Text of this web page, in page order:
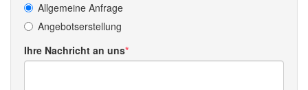
Allgemeine Anfrage
Angebotserstellung
Ihre Nachricht an uns